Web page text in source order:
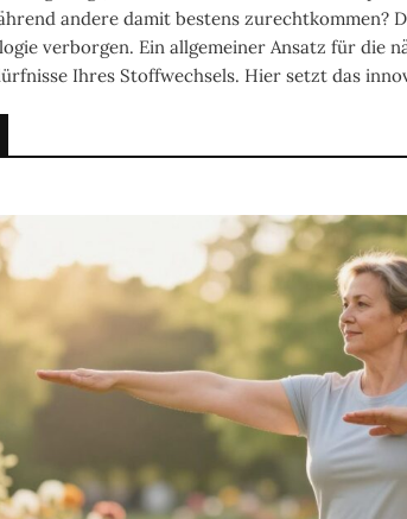
andere damit bestens zurechtkommen?
verborgen. Ein allgemeiner Ansatz für die
Ihres Stoffwechsels. Hier setzt das